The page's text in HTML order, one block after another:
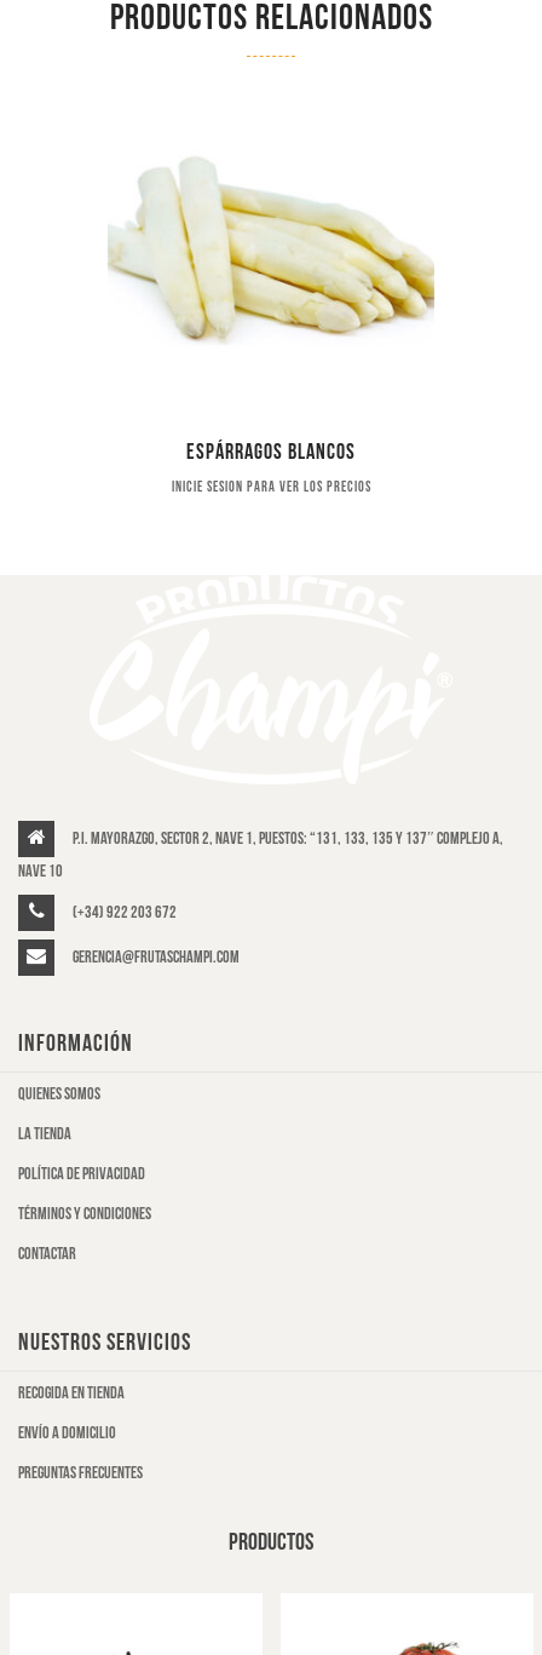
PRODUCTOS RELACIONADOS
Espárragos blancos
Inicie sesion para ver los precios
P.I. Mayorazgo, Sector 2, Nave 1, puestos: “131, 133, 135 y 137″ Complejo A,
Nave 10
(+34) 922 203 672
gerencia@frutaschampi.com
INFORMACIÓN
Quienes somos
La tienda
Política de privacidad
Términos y condiciones
Contactar
NUESTROS SERVICIOS
Recogida en tienda
Envío a domicilio
Preguntas frecuentes
PRODUCTOS